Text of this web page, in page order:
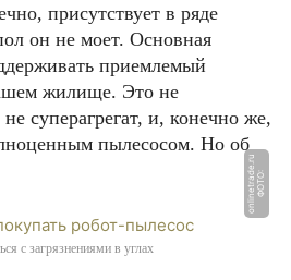
присутствует в ряде
он не моет. Основная
приемлемый
жилище. Это не
суперагрегат, и, конечно же,
пылесосом. Но об
Ф
О
Т
О:
o
nli
n
e
t
r
a
d
e.
r
u
с загрязнениями в углах